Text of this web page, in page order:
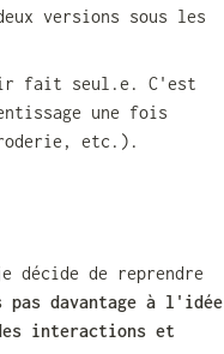
versions sous les
fait seul.e. C'est
une fois
etc.).
de reprendre
pas davantage à l'idée
interactions et